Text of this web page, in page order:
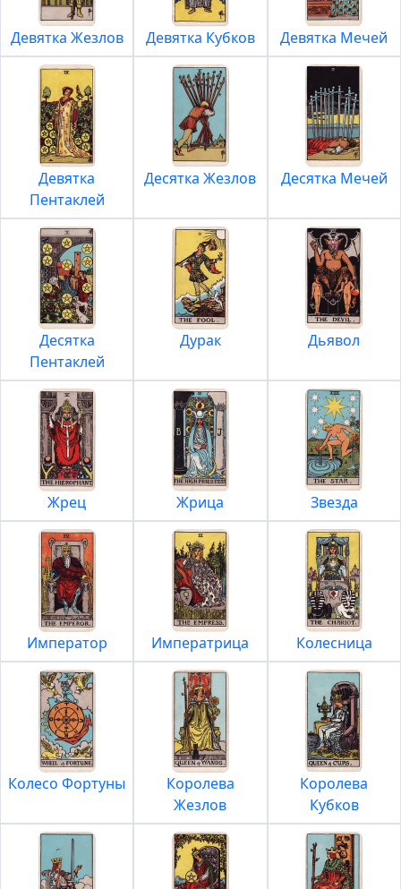
Девятка Жезлов Девятка Кубков Девятка Мечей
Девятка
Пентаклей
Десятка Жезлов Десятка Мечей
Десятка
Пентаклей
Дурак Дьявол
Жрец Жрица Звезда
Император Императрица Колесница
Колесо Фортуны
Королева
Жезлов
Королева
Кубков